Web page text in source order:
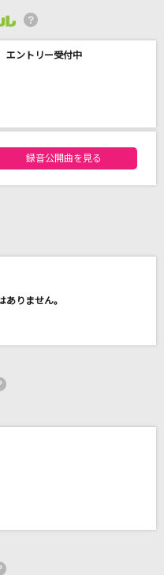
ピー
ミー]
ングなど
エントリー受付中
リーランキング
録音公開曲を見る